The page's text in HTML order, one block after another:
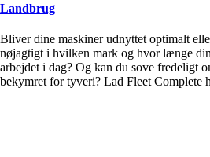
Landbrug
Bliver dine maskiner udnyttet optimalt
nøjagtigt i hvilken mark og hvor længe
arbejdet i dag? Og kan du sove fredeligt
bekymret for tyveri? Lad Fleet Complete